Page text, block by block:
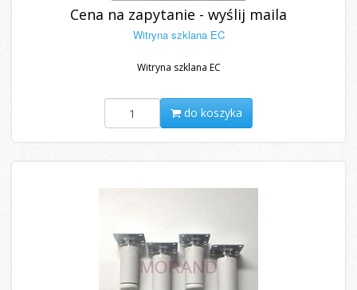
Cena na zapytanie - wyślij maila
Witryna szklana EC
Witryna szklana EC
do koszyka